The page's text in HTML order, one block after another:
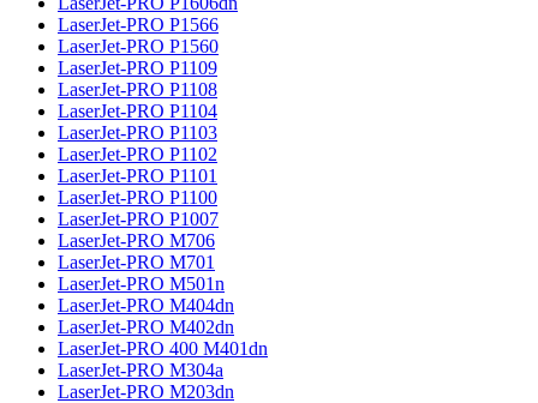
LaserJet-PRO P1566
LaserJet-PRO P1560
LaserJet-PRO P1109
LaserJet-PRO P1108
LaserJet-PRO P1104
LaserJet-PRO P1103
LaserJet-PRO P1102
LaserJet-PRO P1101
LaserJet-PRO P1100
LaserJet-PRO P1007
LaserJet-PRO M706
LaserJet-PRO M701
LaserJet-PRO M501n
LaserJet-PRO M404dn
LaserJet-PRO M402dn
LaserJet-PRO 400 M401dn
LaserJet-PRO M304a
LaserJet-PRO M203dn